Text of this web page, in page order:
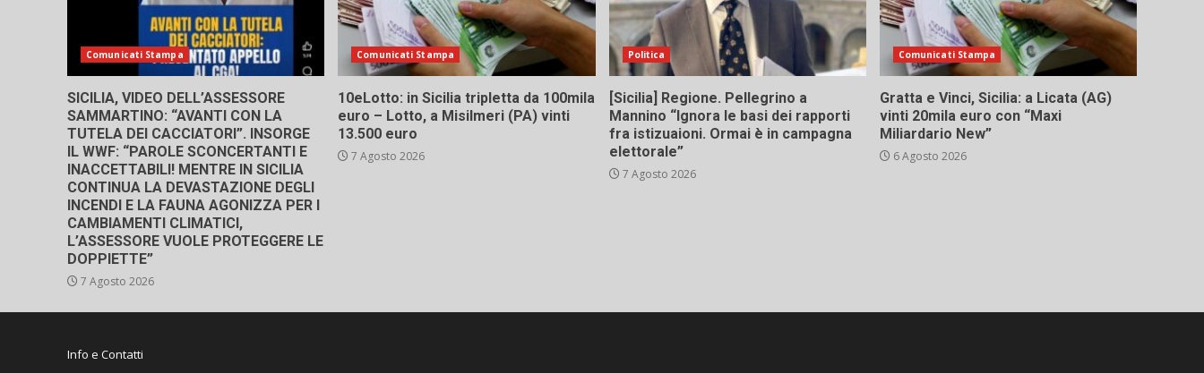
Comunicati Stampa
SICILIA, VIDEO DELL’ASSESSORE
SAMMARTINO: “AVANTI CON LA
TUTELA DEI CACCIATORI”. INSORGE
IL WWF: “PAROLE SCONCERTANTI E
INACCETTABILI! MENTRE IN SICILIA
CONTINUA LA DEVASTAZIONE DEGLI
INCENDI E LA FAUNA AGONIZZA PER I
CAMBIAMENTI CLIMATICI,
L’ASSESSORE VUOLE PROTEGGERE LE
DOPPIETTE”
7 Agosto 2026
Comunicati Stampa
10eLotto: in Sicilia tripletta da 100mila
euro – Lotto, a Misilmeri (PA) vinti
13.500 euro
7 Agosto 2026
Politica
[Sicilia] Regione. Pellegrino a
Mannino “Ignora le basi dei rapporti
fra istizuaioni. Ormai è in campagna
elettorale”
7 Agosto 2026
Comunicati Stampa
Gratta e Vinci, Sicilia: a Licata (AG)
vinti 20mila euro con “Maxi
Miliardario New”
6 Agosto 2026
Info e Contatti